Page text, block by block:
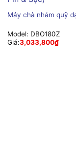
Máy chà nhám quỹ
Model: DBO180Z
Giá:3,033,800₫